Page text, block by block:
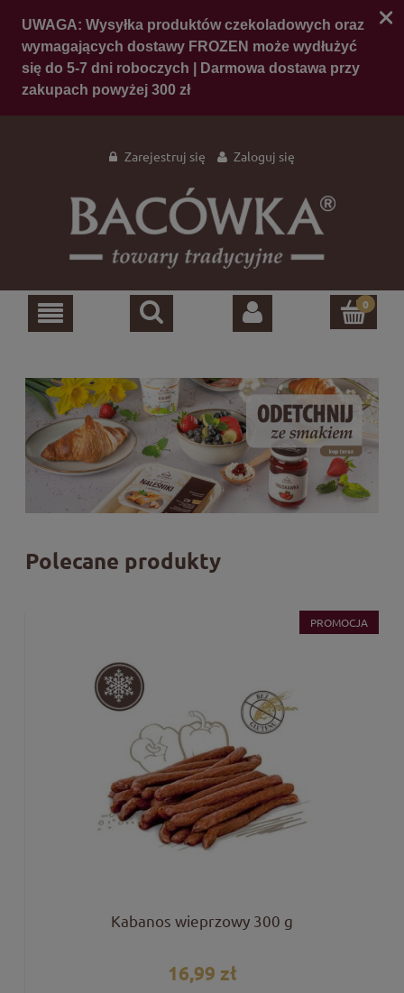
Zarejestruj się Zaloguj się
Polecane produkty
Kabanos wieprzowy 300 g
16,99 zł
PROMOCJA